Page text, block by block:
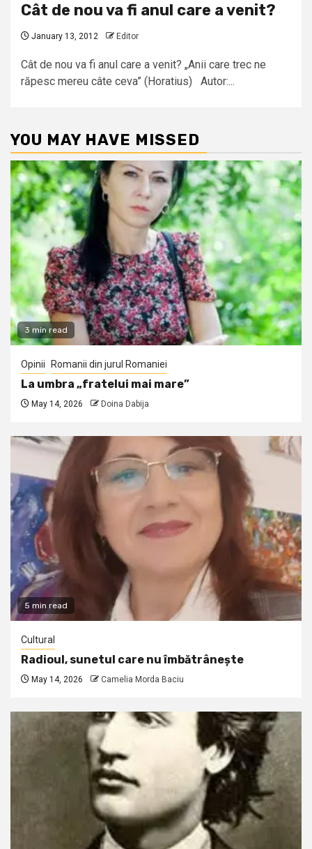
Cât de nou va fi anul care a venit?
January 13, 2012 Editor
Cât de nou va fi anul care a venit? „Anii care trec ne
răpesc mereu câte ceva” (Horatius) Autor:...
YOU MAY HAVE MISSED
3 min read
Opinii Romanii din jurul Romaniei
La umbra „fratelui mai mare”
May 14, 2026 Doina Dabija
5 min read
Cultural
Radioul, sunetul care nu îmbătrânește
May 14, 2026 Camelia Morda Baciu